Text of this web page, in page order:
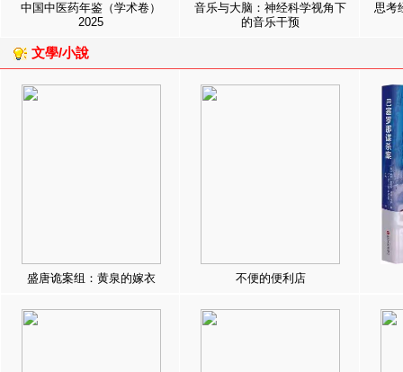
中国中医药年鉴（学术卷）
2025
音乐与大脑：神经科学视角下
的音乐干预
思考
文學/小說
盛唐诡案组：黄泉的嫁衣 不便的便利店